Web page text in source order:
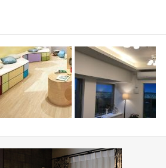
学校・幼稚園(コーディネートミルコマンション沖縄市